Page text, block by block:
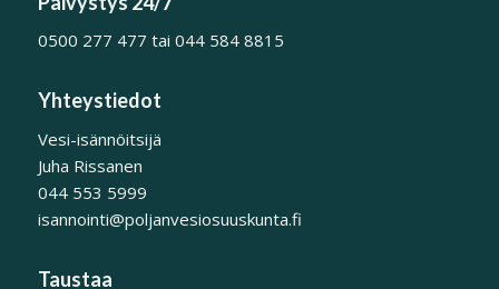
0500 277 477 tai 044 584 8815
Yhteystiedot
Vesi-isännöitsijä
Juha Rissanen
044 553 5999
isannointi@poljanvesiosuuskunta.fi
Taustaa